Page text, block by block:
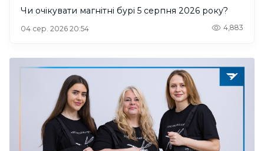
Чи очікувати магнітні бурі 5 серпня 2026 року?
04 сер. 2026 20:54 4,883